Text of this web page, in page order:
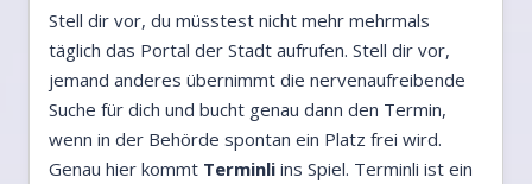
Stell dir vor, du müsstest nicht mehr mehrmals
täglich das Portal der Stadt aufrufen. Stell dir vor,
jemand anderes übernimmt die nervenaufreibende
Suche für dich und bucht genau dann den Termin,
wenn in der Behörde spontan ein Platz frei wird.
Genau hier kommt Terminli ins Spiel. Terminli ist ein